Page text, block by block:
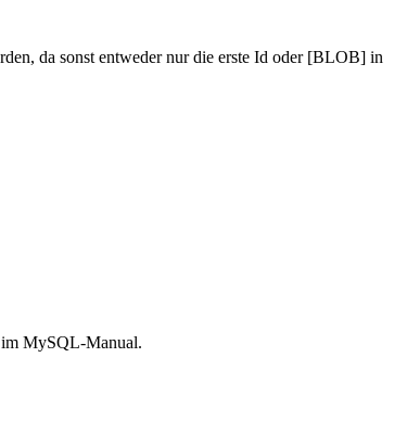
da sonst entweder nur die erste Id oder [BLOB] in
im MySQL-Manual.